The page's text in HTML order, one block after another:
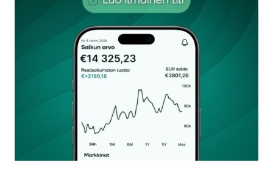
kentät on merkitty*
Kommentti*
Nimesi tai nimimerkkisi
Sähköpostiosoitteesi